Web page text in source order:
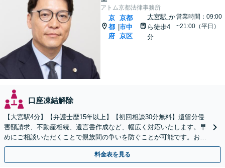
アトム京都法律事務所
京
都
府
|
京都
市中
京区
大宮駅 か
ら徒歩4
分
営業時間：09:00
~21:00（平日）
口座凍結解除
【大宮駅4分】【弁護士歴15年以上】【初回相談30分無料】遺留分侵
害額請求、不動産相続、遺言書作成など、幅広く対応いたします。早
めにご相談いただくことで親族間の争いを防ぐことが可能です。おひ
とりで悩まず、まずは弁護士にご相談ください。
料金表を見る